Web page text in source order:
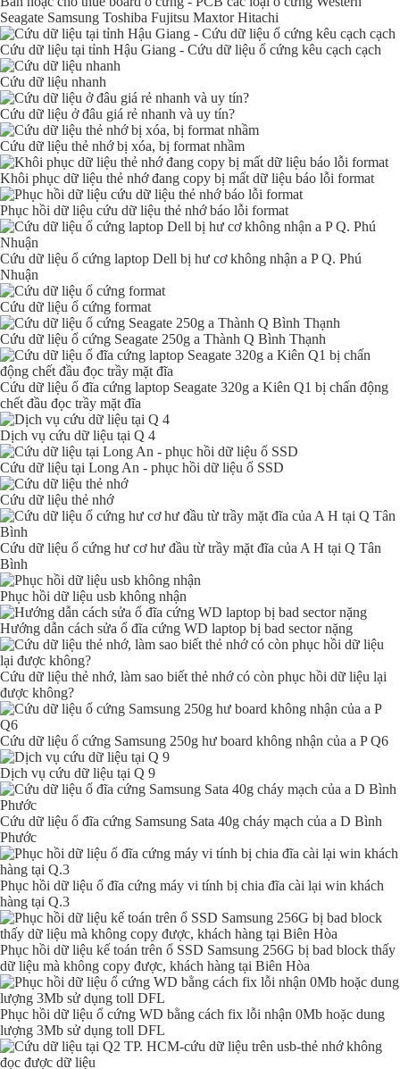
Seagate Samsung Toshiba Fujitsu Maxtor Hitachi
Cứu dữ liệu tại tỉnh Hậu Giang - Cứu dữ liệu ổ cứng kêu cạch cạch
Cứu dữ liệu nhanh
Cứu dữ liệu ở đâu giá rẻ nhanh và uy tín?
Cứu dữ liệu thẻ nhớ bị xóa, bị format nhầm
Khôi phục dữ liệu thẻ nhớ đang copy bị mất dữ liệu báo lỗi format
Phục hồi dữ liệu cứu dữ liệu thẻ nhớ báo lỗi format
Cứu dữ liệu ổ cứng laptop Dell bị hư cơ không nhận a P Q. Phú
Nhuận
Cứu dữ liệu ổ cứng format
Cứu dữ liệu ổ cứng Seagate 250g a Thành Q Bình Thạnh
Cứu dữ liệu ổ đĩa cứng laptop Seagate 320g a Kiên Q1 bị chấn động
chết đầu đọc trầy mặt đĩa
Dịch vụ cứu dữ liệu tại Q 4
Cứu dữ liệu tại Long An - phục hồi dữ liệu ổ SSD
Cứu dữ liệu thẻ nhớ
Cứu dữ liệu ổ cứng hư cơ hư đầu từ trầy mặt đĩa của A H tại Q Tân
Bình
Phục hồi dữ liệu usb không nhận
Hướng dẫn cách sửa ổ đĩa cứng WD laptop bị bad sector nặng
Cứu dữ liệu thẻ nhớ, làm sao biết thẻ nhớ có còn phục hồi dữ liệu lại
được không?
Cứu dữ liệu ổ cứng Samsung 250g hư board không nhận của a P Q6
Dịch vụ cứu dữ liệu tại Q 9
Cứu dữ liệu ổ đĩa cứng Samsung Sata 40g cháy mạch của a D Bình
Phước
Phục hồi dữ liệu ổ đĩa cứng máy vi tính bị chia đĩa cài lại win khách
hàng tại Q.3
Phục hồi dữ liệu kế toán trên ổ SSD Samsung 256G bị bad block thấy
dữ liệu mà không copy được, khách hàng tại Biên Hòa
Phục hồi dữ liệu ổ cứng WD bằng cách fix lỗi nhận 0Mb hoặc dung
lượng 3Mb sử dụng toll DFL